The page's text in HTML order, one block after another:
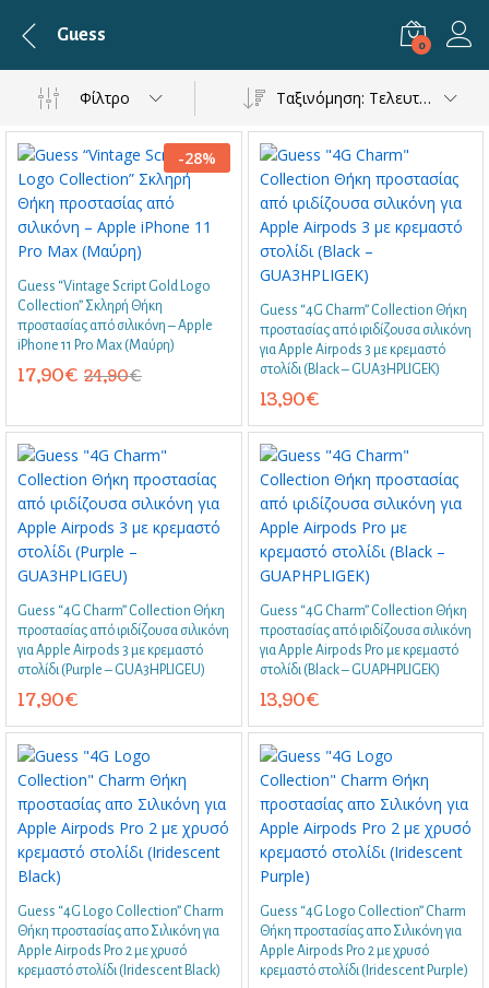
Guess 0
Φίλτρο Ταξινόμηση: Τελευταία
-28%
Guess “Vintage Script Gold Logo
Collection” Σκληρή Θήκη
προστασίας από σιλικόνη – Apple
iPhone 11 Pro Max (Μαύρη)
17,90€ 24,90€
Guess “4G Charm” Collection Θήκη
προστασίας από ιριδίζουσα σιλικόνη
για Apple Airpods 3 με κρεμαστό
στολίδι (Black – GUA3HPLIGEK)
13,90€
Guess “4G Charm” Collection Θήκη
προστασίας από ιριδίζουσα σιλικόνη
για Apple Airpods 3 με κρεμαστό
στολίδι (Purple – GUA3HPLIGEU)
17,90€
Guess “4G Charm” Collection Θήκη
προστασίας από ιριδίζουσα σιλικόνη
για Apple Airpods Pro με κρεμαστό
στολίδι (Black – GUAPHPLIGEK)
13,90€
Guess “4G Logo Collection” Charm
Θήκη προστασίας απο Σιλικόνη για
Apple Airpods Pro 2 με χρυσό
κρεμαστό στολίδι (Iridescent Black)
Guess “4G Logo Collection” Charm
Θήκη προστασίας απο Σιλικόνη για
Apple Airpods Pro 2 με χρυσό
κρεμαστό στολίδι (Iridescent Purple)